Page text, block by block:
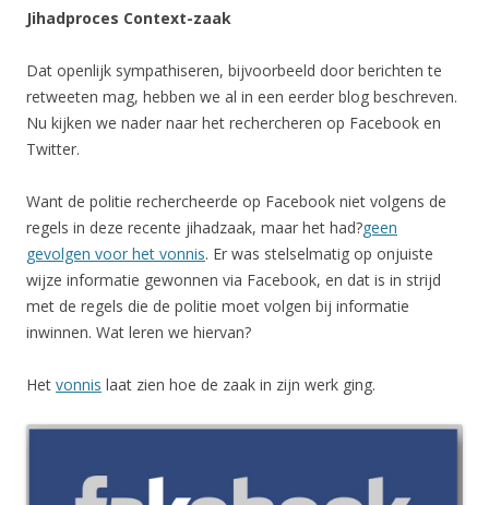
Jihadproces Context-zaak
Dat openlijk sympathiseren, bijvoorbeeld door berichten te
retweeten mag, hebben we al in een eerder blog beschreven.
Nu kijken we nader naar het rechercheren op Facebook en
Twitter.
Want de politie rechercheerde op Facebook niet volgens de
regels in deze recente jihadzaak, maar het had?geen
gevolgen voor het vonnis. Er was stelselmatig op onjuiste
wijze informatie gewonnen via Facebook, en dat is in strijd
met de regels die de politie moet volgen bij informatie
inwinnen. Wat leren we hiervan?
Het vonnis laat zien hoe de zaak in zijn werk ging.